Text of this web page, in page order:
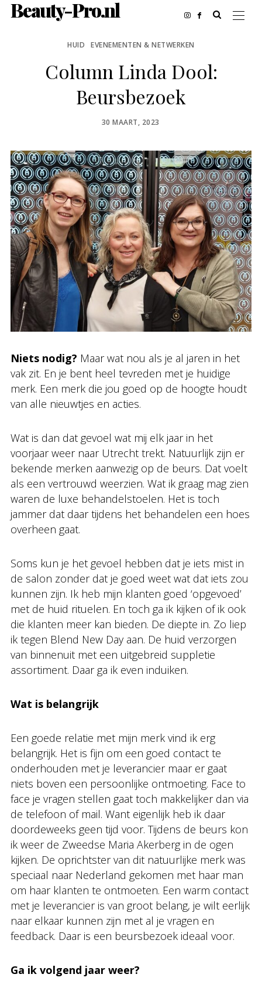
Beauty-Pro.nl
HUID EVENEMENTEN & NETWERKEN
Column Linda Dool:
Beursbezoek
POSTED
30 MAART, 2023
Niets nodig? Maar wat nou als je al jaren in het
vak zit. En je bent heel tevreden met je huidige
merk. Een merk die jou goed op de hoogte houdt
van alle nieuwtjes en acties.
Wat is dan dat gevoel wat mij elk jaar in het
voorjaar weer naar Utrecht trekt. Natuurlijk zijn er
bekende merken aanwezig op de beurs. Dat voelt
als een vertrouwd weerzien. Wat ik graag mag zien
waren de luxe behandelstoelen. Het is toch
jammer dat daar tijdens het behandelen een hoes
overheen gaat.
Soms kun je het gevoel hebben dat je iets mist in
de salon zonder dat je goed weet wat dat iets zou
kunnen zijn. Ik heb mijn klanten goed ‘opgevoed’
met de huid rituelen. En toch ga ik kijken of ik ook
die klanten meer kan bieden. De diepte in. Zo liep
ik tegen Blend New Day aan. De huid verzorgen
van binnenuit met een uitgebreid suppletie
assortiment. Daar ga ik even induiken.
Wat is belangrijk
Een goede relatie met mijn merk vind ik erg
belangrijk. Het is fijn om een goed contact te
onderhouden met je leverancier maar er gaat
niets boven een persoonlijke ontmoeting. Face to
face je vragen stellen gaat toch makkelijker dan via
de telefoon of mail. Want eigenlijk heb ik daar
doordeweeks geen tijd voor. Tijdens de beurs kon
ik weer de Zweedse Maria Akerberg in de ogen
kijken. De oprichtster van dit natuurlijke merk was
speciaal naar Nederland gekomen met haar man
om haar klanten te ontmoeten. Een warm contact
met je leverancier is van groot belang, je wilt eerlijk
naar elkaar kunnen zijn met al je vragen en
feedback. Daar is een beursbezoek ideaal voor.
Ga ik volgend jaar weer?